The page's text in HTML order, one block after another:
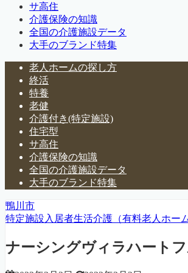
サ高住
介護保険の知識
全国の介護施設データ
大手のブランド特集
老人ホームの探し方
終活
特養
老健
介護付き(特定施設)
住宅型
サ高住
介護保険の知識
全国の介護施設データ
大手のブランド特集
鴨川市
特定施設入居者生活介護（有料老人ホーム
ナーシングヴィラハート